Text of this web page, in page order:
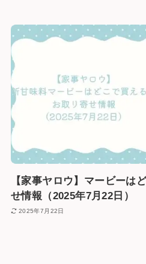
【家事ヤロウ】マービーは
せ情報（2025年7月22日）
2025年7月22日